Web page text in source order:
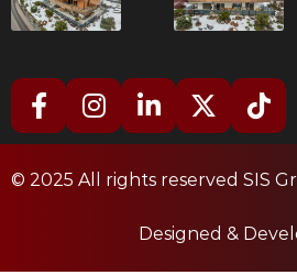
© 2025 All rights reserved SIS
Designed &